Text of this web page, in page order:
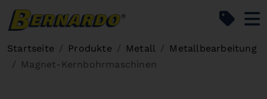
Startseite Produkte Metall
Metallbearbeitung
Magnet-Kernbohrmaschinen